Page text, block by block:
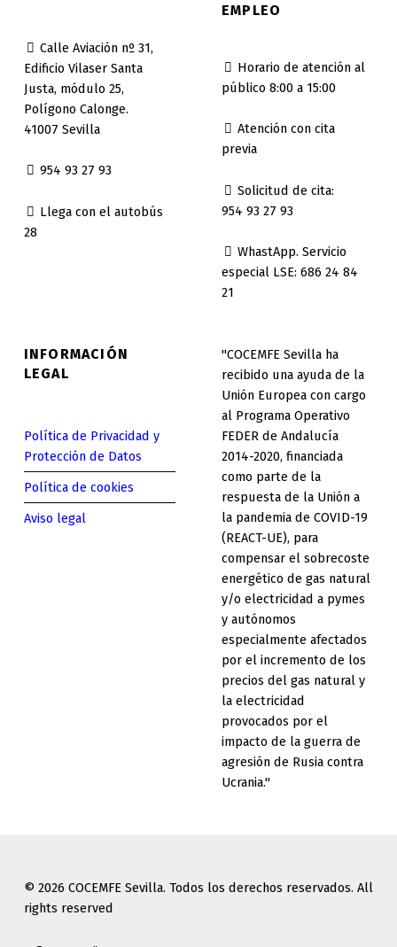
Calle Aviación nº 31,
Edificio Vilaser Santa
Justa, módulo 25,
Polígono Calonge.
41007 Sevilla
954 93 27 93
Llega con el autobús
28
EMPLEO
Horario de atención al
público 8:00 a 15:00
Atención con cita
previa
Solicitud de cita:
954 93 27 93
WhastApp. Servicio
especial LSE: 686 24 84
21
INFORMACIÓN
LEGAL
Política de Privacidad y
Protección de Datos
Política de cookies
Aviso legal
"COCEMFE Sevilla ha
recibido una ayuda de la
Unión Europea con cargo
al Programa Operativo
FEDER de Andalucía
2014-2020, financiada
como parte de la
respuesta de la Unión a
la pandemia de COVID-19
(REACT-UE), para
compensar el sobrecoste
energético de gas natural
y/o electricidad a pymes
y autónomos
especialmente afectados
por el incremento de los
precios del gas natural y
la electricidad
provocados por el
impacto de la guerra de
agresión de Rusia contra
Ucrania."
© 2026 COCEMFE Sevilla. Todos los derechos reservados. All
rights reserved
COCEMFE Sevilla en Facebook
COCEMFE Sevilla en TwitterCOCEMFE Sevilla en Youtube